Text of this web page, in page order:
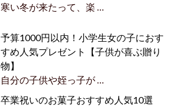
寒い冬が来たって、楽 …
予算1000円以内！小学生女の子におす
すめ人気プレゼント【子供が喜ぶ贈り
物】
自分の子供や姪っ子が …
卒業祝いのお菓子おすすめ人気10選